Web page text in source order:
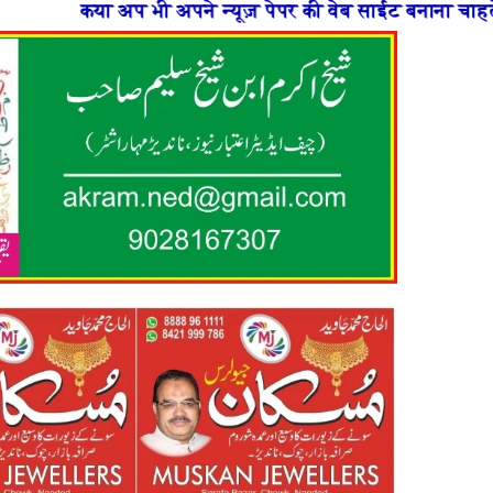
न्यूज़ पेपर की वेब साईट बनाना चाहते है या फिर न्यूज़ पोर्टल